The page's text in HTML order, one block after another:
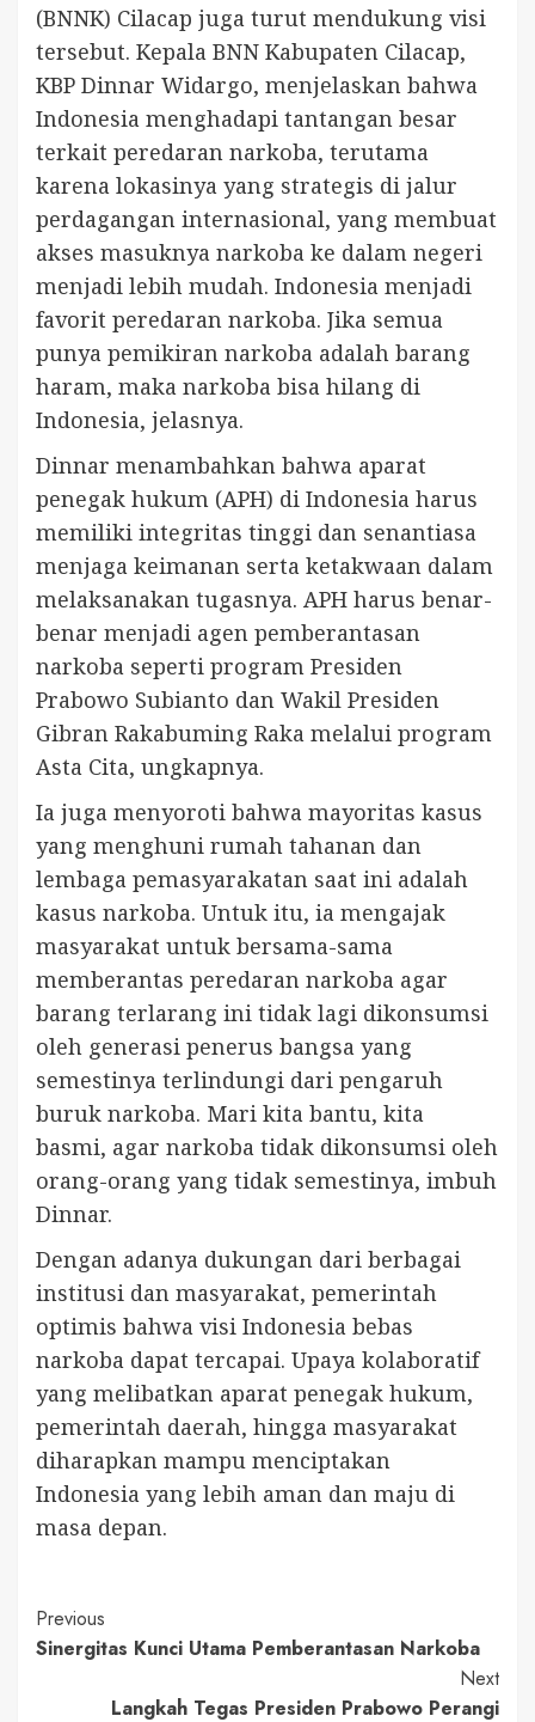
(BNNK) Cilacap juga turut mendukung visi
tersebut. Kepala BNN Kabupaten Cilacap,
KBP Dinnar Widargo, menjelaskan bahwa
Indonesia menghadapi tantangan besar
terkait peredaran narkoba, terutama
karena lokasinya yang strategis di jalur
perdagangan internasional, yang membuat
akses masuknya narkoba ke dalam negeri
menjadi lebih mudah. Indonesia menjadi
favorit peredaran narkoba. Jika semua
punya pemikiran narkoba adalah barang
haram, maka narkoba bisa hilang di
Indonesia, jelasnya.
Dinnar menambahkan bahwa aparat
penegak hukum (APH) di Indonesia harus
memiliki integritas tinggi dan senantiasa
menjaga keimanan serta ketakwaan dalam
melaksanakan tugasnya. APH harus benar-
benar menjadi agen pemberantasan
narkoba seperti program Presiden
Prabowo Subianto dan Wakil Presiden
Gibran Rakabuming Raka melalui program
Asta Cita, ungkapnya.
Ia juga menyoroti bahwa mayoritas kasus
yang menghuni rumah tahanan dan
lembaga pemasyarakatan saat ini adalah
kasus narkoba. Untuk itu, ia mengajak
masyarakat untuk bersama-sama
memberantas peredaran narkoba agar
barang terlarang ini tidak lagi dikonsumsi
oleh generasi penerus bangsa yang
semestinya terlindungi dari pengaruh
buruk narkoba. Mari kita bantu, kita
basmi, agar narkoba tidak dikonsumsi oleh
orang-orang yang tidak semestinya, imbuh
Dinnar.
Dengan adanya dukungan dari berbagai
institusi dan masyarakat, pemerintah
optimis bahwa visi Indonesia bebas
narkoba dapat tercapai. Upaya kolaboratif
yang melibatkan aparat penegak hukum,
pemerintah daerah, hingga masyarakat
diharapkan mampu menciptakan
Indonesia yang lebih aman dan maju di
masa depan.
Continue
Reading
Previous
Sinergitas Kunci Utama Pemberantasan Narkoba
Next
Langkah Tegas Presiden Prabowo Perangi